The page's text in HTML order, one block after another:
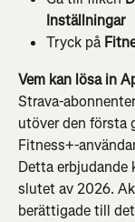
Inställningar
Tryck på
Vem kan lösa in
Strava-
utöver den första
Fitness+-
Detta erbjudande
slutet av 2026.
berättigade till